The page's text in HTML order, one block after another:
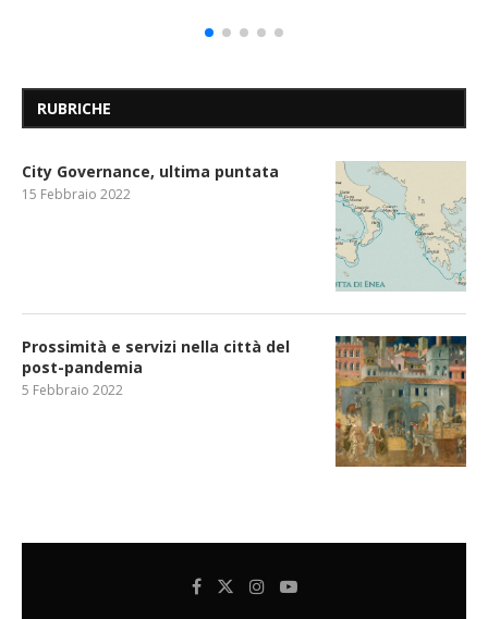
RUBRICHE
City Governance, ultima puntata
15 Febbraio 2022
Prossimità e servizi nella città del
post-pandemia
5 Febbraio 2022